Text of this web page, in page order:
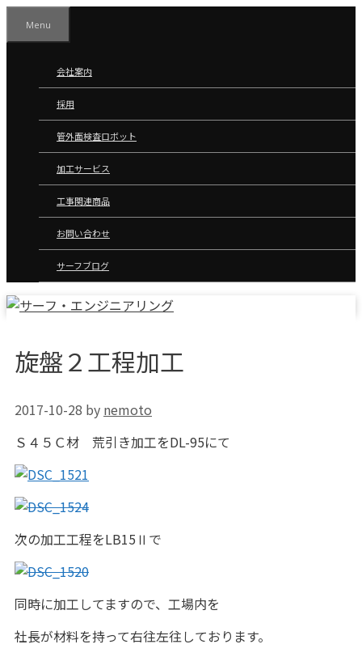
Menu
会社案内
採用
管外面検査ロボット
加工サービス
工事関連商品
お問い合わせ
サーフブログ
旋盤２工程加工
2017-10-28 by nemoto
Ｓ４５Ｃ材 荒引き加工をDL-95にて
次の加工工程をLB15Ⅱで
同時に加工してますので、工場内を
社長が材料を持って右往左往しております。